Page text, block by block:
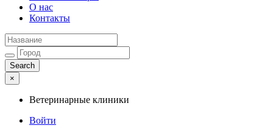
О нас
Контакты
×
Ветеринарные клиники
Войти